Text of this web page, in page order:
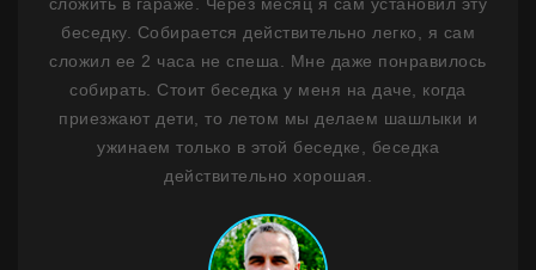
беседку. Собирается действительно легко, я сам
сложил ее 2 часа не спеша. Мне даже понравилось
собирать. Стоит беседка у меня на даче, когда
приезжают дети, то летом мы делаем шашлыки и
ужинаем только в этой беседке, беседка
действительно хорошая.